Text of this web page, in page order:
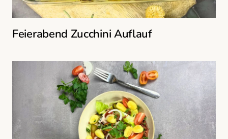
Feierabend Zucchini Auflauf